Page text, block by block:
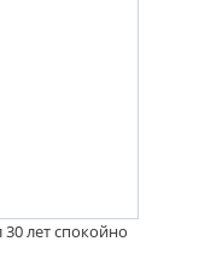
лет спокойно